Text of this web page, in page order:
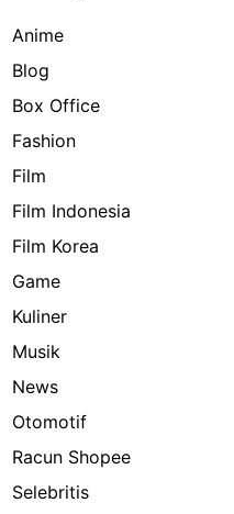
Anime
Blog
Box Office
Fashion
Film
Film Indonesia
Film Korea
Game
Kuliner
Musik
News
Otomotif
Racun Shopee
Selebritis